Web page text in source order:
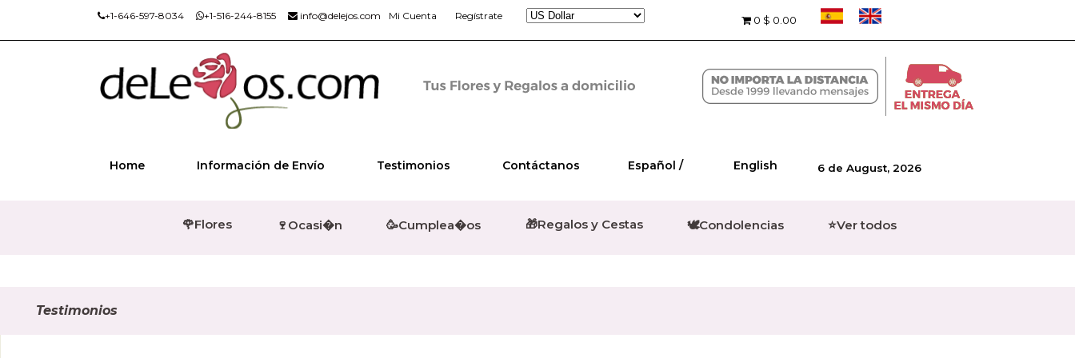
+1-646-597-8034 +1-516-244-8155 info@delejos.com Mi Cuenta Regístrate 0 $ 0.00
Home Información de Envío Testimonios Contáctanos Español / English 6 de August, 2026
🌹Flores 🍷Ocasi�n 🥳Cumplea�os 🎁Regalos y Cestas 🕊️Condolencias ⭐Ver todos
Testimonios